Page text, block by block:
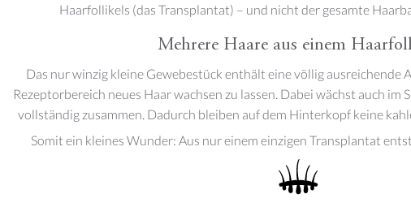
Haarfollikels (das Transplantat) – und nicht der gesamte
Mehrere Haare aus einem
Das nur winzig kleine Gewebestück enthält eine völlig ausreichende
Rezeptorbereich neues Haar wachsen zu lassen. Dabei wächst auch im
vollständig zusammen. Dadurch bleiben auf dem Hinterkopf keine
Somit ein kleines Wunder: Aus nur einem einzigen Transplantat